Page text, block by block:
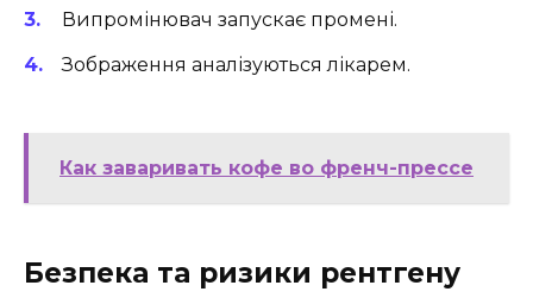
Випромінювач запускає промені.
Зображення аналізуються лікарем.
Как заваривать кофе во френч-прессе
Безпека та ризики рентгену